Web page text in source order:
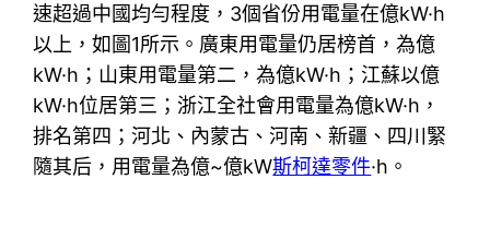
速超過中國均勻程度，3個省份用電量在億kW·h
以上，如圖1所示。廣東用電量仍居榜首，為億
kW·h；山東用電量第二，為億kW·h；江蘇以億
kW·h位居第三；浙江全社會用電量為億kW·h，
排名第四；河北、內蒙古、河南、新疆、四川緊
隨其后，用電量為億~億kW斯柯達零件·h。